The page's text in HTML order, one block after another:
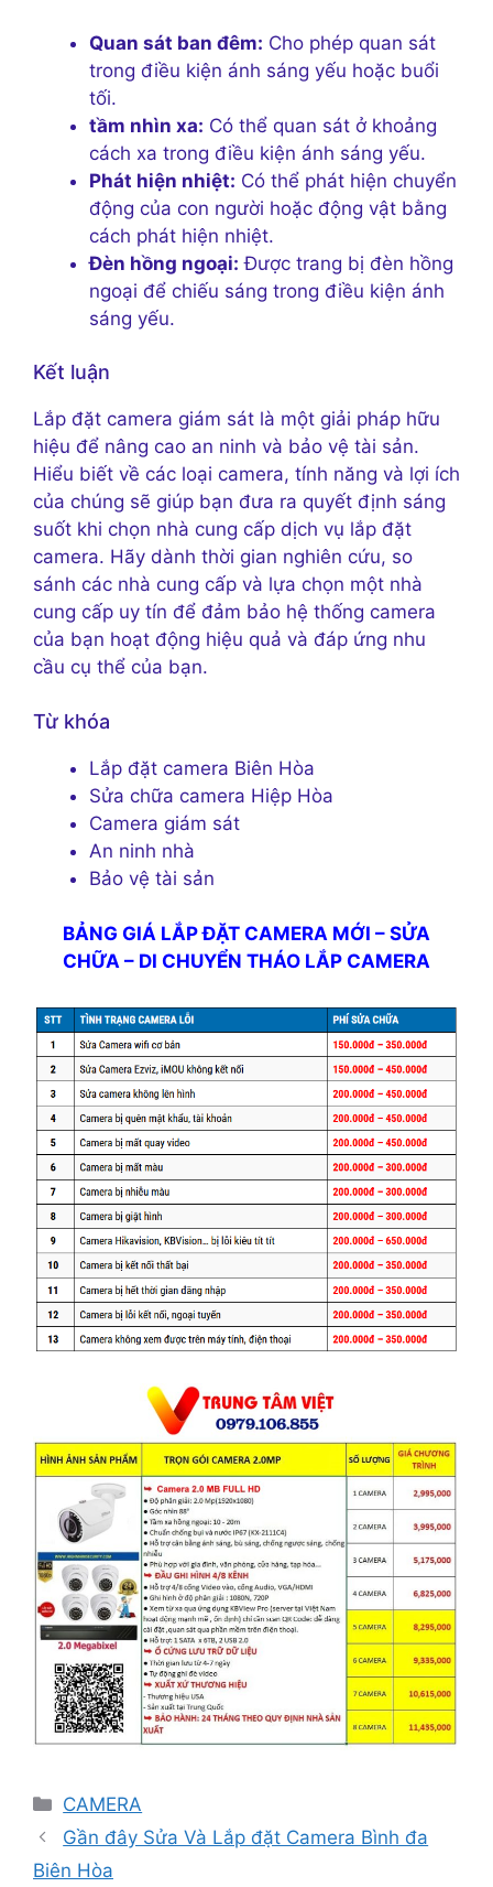
Quan sát ban đêm: Cho phép quan sát
trong điều kiện ánh sáng yếu hoặc buổi
tối.
tầm nhìn xa: Có thể quan sát ở khoảng
cách xa trong điều kiện ánh sáng yếu.
Phát hiện nhiệt: Có thể phát hiện chuyển
động của con người hoặc động vật bằng
cách phát hiện nhiệt.
Đèn hồng ngoại: Được trang bị đèn hồng
ngoại để chiếu sáng trong điều kiện ánh
sáng yếu.
Kết luận
Lắp đặt camera giám sát là một giải pháp hữu
hiệu để nâng cao an ninh và bảo vệ tài sản.
Hiểu biết về các loại camera, tính năng và lợi ích
của chúng sẽ giúp bạn đưa ra quyết định sáng
suốt khi chọn nhà cung cấp dịch vụ lắp đặt
camera. Hãy dành thời gian nghiên cứu, so
sánh các nhà cung cấp và lựa chọn một nhà
cung cấp uy tín để đảm bảo hệ thống camera
của bạn hoạt động hiệu quả và đáp ứng nhu
cầu cụ thể của bạn.
Từ khóa
Lắp đặt camera Biên Hòa
Sửa chữa camera Hiệp Hòa
Camera giám sát
An ninh nhà
Bảo vệ tài sản
BẢNG GIÁ LẮP ĐẶT CAMERA MỚI – SỬA
CHỮA – DI CHUYỂN THÁO LẮP CAMERA
Danh
mục
CAMERA
Gần đây Sửa Và Lắp đặt Camera Bình đa
Biên Hòa